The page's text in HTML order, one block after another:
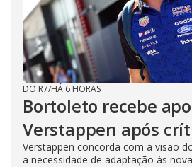
DO R7/HÁ 6 HORAS
Bortoleto recebe
Verstappen após
Verstappen concorda com a visão
a necessidade de adaptação às